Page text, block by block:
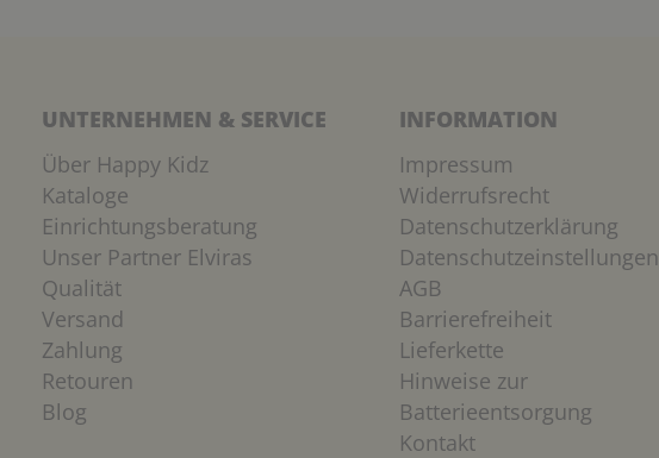
UNTERNEHMEN & SERVICE
Über Happy Kidz
Kataloge
Einrichtungsberatung
Unser Partner Elviras
Qualität
Versand
Zahlung
Retouren
Blog
INFORMATION
Impressum
Widerrufsrecht
Datenschutzerklärung
Datenschutzeinstellungen
AGB
Barrierefreiheit
Lieferkette
Hinweise zur
Batterieentsorgung
Kontakt